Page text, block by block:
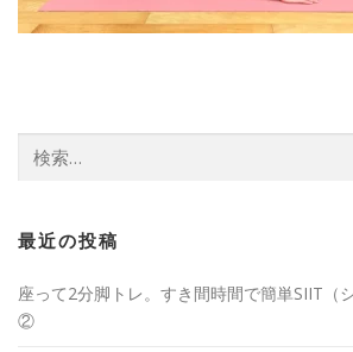
最近の投稿
座って2分脚トレ。すき間時間で簡単SIIT（
②